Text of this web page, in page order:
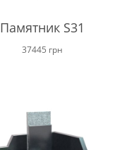
Памятник S31
37445 грн